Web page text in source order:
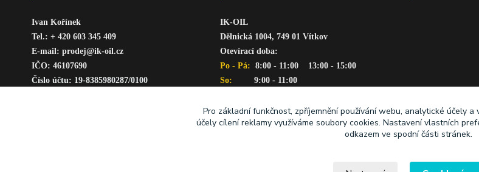
Ivan Kořínek
Tel.: + 420 603 345 409
E-mail: prodej@ik-oil.cz
IČO: 46107690
Číslo účtu: 19-8385980287/0100
IK-OIL
Dělnická 1004, 749 01 Vítkov
Otevírací doba:
Po - Pá: 8:00 - 11:00    13:00 - 15:00
So:
      9:00 - 11:00
Pro základní funkčnost, zpříjemnění používání webu, analytické účely
účely cílení reklamy využíváme soubory cookies. Nastavení vlastních
odkazem ve spodní části stránek.